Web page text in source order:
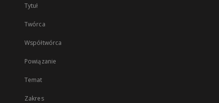
Tytuł
Twórca
Współtwórca
Powiązanie
Temat
Zakres